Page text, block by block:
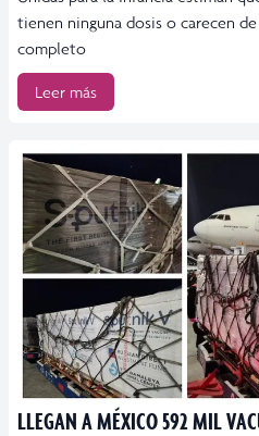
tienen ninguna dosis o carecen
completo
Leer más
LLEGAN A MÉXICO 592 MIL